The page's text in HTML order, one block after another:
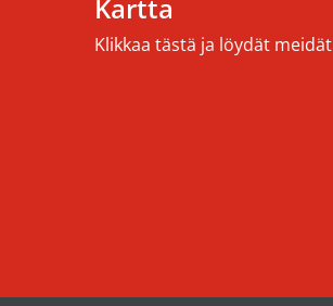
Kartta
Klikkaa tästä ja löydät meidät